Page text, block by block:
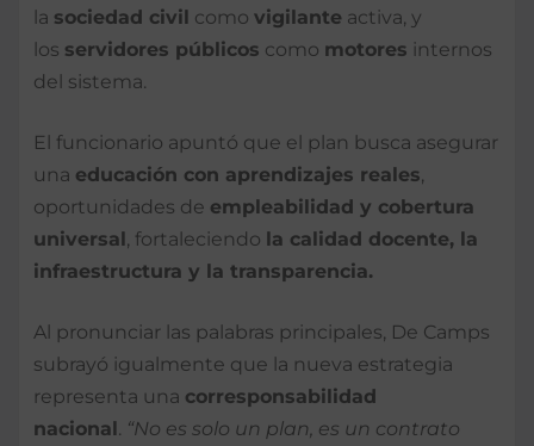
la sociedad civil como vigilante activa, y
los servidores públicos como motores internos
del sistema.
El funcionario apuntó que el plan busca asegurar
una educación con aprendizajes reales
oportunidades de empleabilidad y cobertura
universal , fortaleciendo la calidad docente, la
infraestructura y la transparencia.
Al pronunciar las palabras principales, De Camps
subrayó igualmente que la nueva estrategia
representa una corresponsabilidad
nacional “No es solo un plan, es un contrato